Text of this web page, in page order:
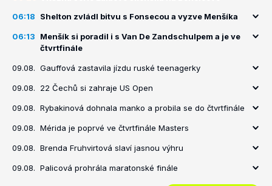
06:18 Shelton zvládl bitvu s Fonsecou a vyzve Menšíka
06:13
Menšík si poradil i s Van De Zandschulpem a je ve
čtvrtfinále
09.08. Gauffová zastavila jízdu ruské teenagerky
09.08. 22 Čechů si zahraje US Open
09.08. Rybakinová dohnala manko a probila se do čtvrtfinále
09.08. Mérida je poprvé ve čtvrtfinále Masters
09.08. Brenda Fruhvirtová slaví jasnou výhru
09.08. Palicová prohrála maratonské finále